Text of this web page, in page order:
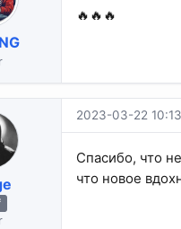
🔥🔥🔥
2023-03-22 10:13
Спасибо, что
что новое